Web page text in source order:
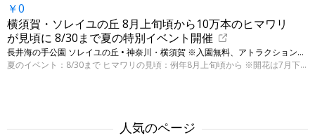
￥0
横須賀・ソレイユの丘 8月上旬頃から10万本のヒマワリ
が見頃に 8/30まで夏の特別イベント開催
長井海の手公園 ソレイユの丘 • 神奈川・横須賀 ※入園無料、アトラクションや飲食は別料金
夏のイベント：8/30まで ヒマワリの見頃：例年8月上旬頃から ※開花は7月下旬から
人気のページ